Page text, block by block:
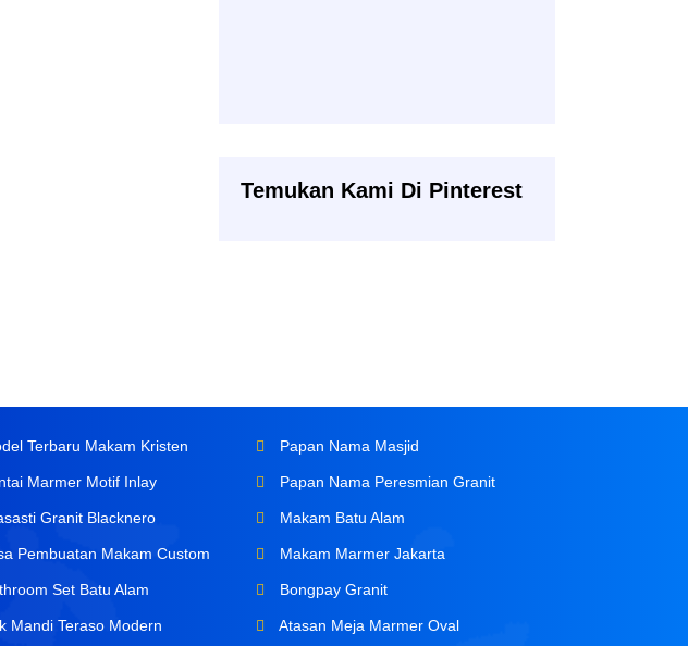
Temukan Kami Di Pinterest
Terbaru Makam Kristen
Marmer Motif Inlay
Granit Blacknero
Pembuatan Makam Custom
Set Batu Alam
Mandi Teraso Modern
Papan Nama Masjid
Papan Nama Peresmian Granit
Makam Batu Alam
Makam Marmer Jakarta
Bongpay Granit
Atasan Meja Marmer Oval